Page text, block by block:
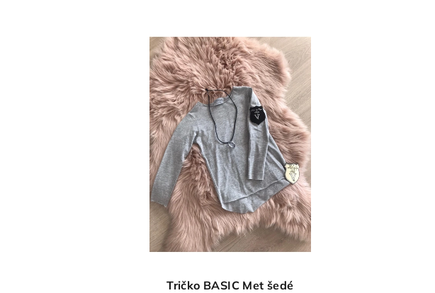
Tričko BASIC Met šedé